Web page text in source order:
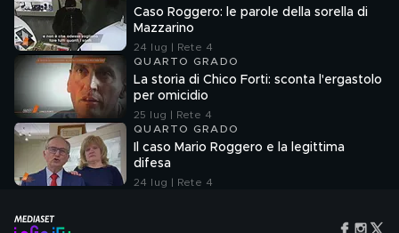
Caso Roggero: le parole della sorella di
Mazzarino
24 lug | Rete 4
QUARTO GRADO
La storia di Chico Forti: sconta l'ergastolo
per omicidio
25 lug | Rete 4
QUARTO GRADO
Il caso Mario Roggero e la legittima
difesa
24 lug | Rete 4